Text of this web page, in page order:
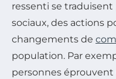
ressenti se
sociaux, des actions
changements de
population. Par
personnes éprouvent